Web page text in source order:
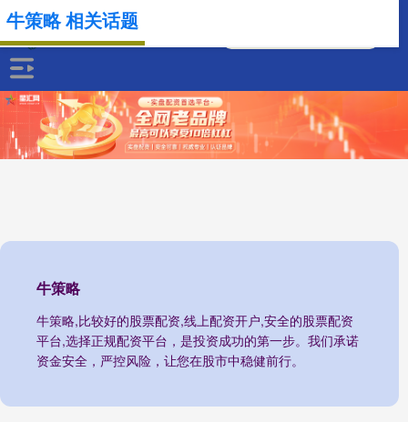
牛策略
牛策略,比较好的股票配资,线上配资开户,安全的股票配资
平台,选择正规配资平台，是投资成功的第一步。我们承诺
资金安全，严控风险，让您在股市中稳健前行。
牛策略 相关话题